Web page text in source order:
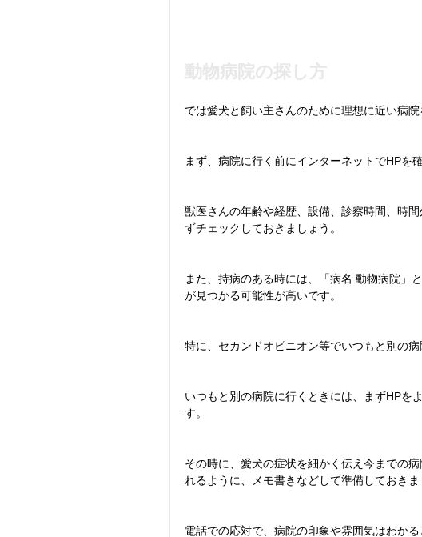
では愛犬と飼い主さんのために理想に近い病
まず、病院に行く前にインターネットでHPを
獣医さんの年齢や経歴、設備、診察時間、時
ずチェックしておきましょう。
また、持病のある時には、「病名 動物病院」
が見つかる可能性が高いです。
特に、セカンドオピニオン等でいつもと別の病
いつもと別の病院に行くときには、まずHPを
す。
その時に、愛犬の症状を細かく伝え今までの
れるように、メモ書きなどして準備しておきま
電話での応対で、病院の印象や雰囲気はわかる